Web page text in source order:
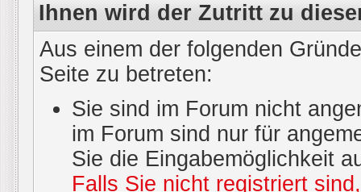
Ihnen wird der Zutritt zu
Aus einem der folgenden
Seite zu betreten:
Sie sind im Forum nicht
im Forum sind nur für
Sie die Eingabemöglichkeit
Falls Sie nicht registriert